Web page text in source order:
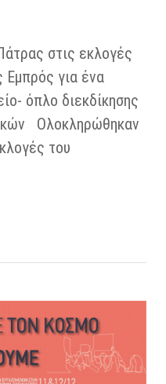
στις εκλογές
Εμπρός για ένα
όπλο διεκδίκησης
Ολοκληρώθηκαν
του